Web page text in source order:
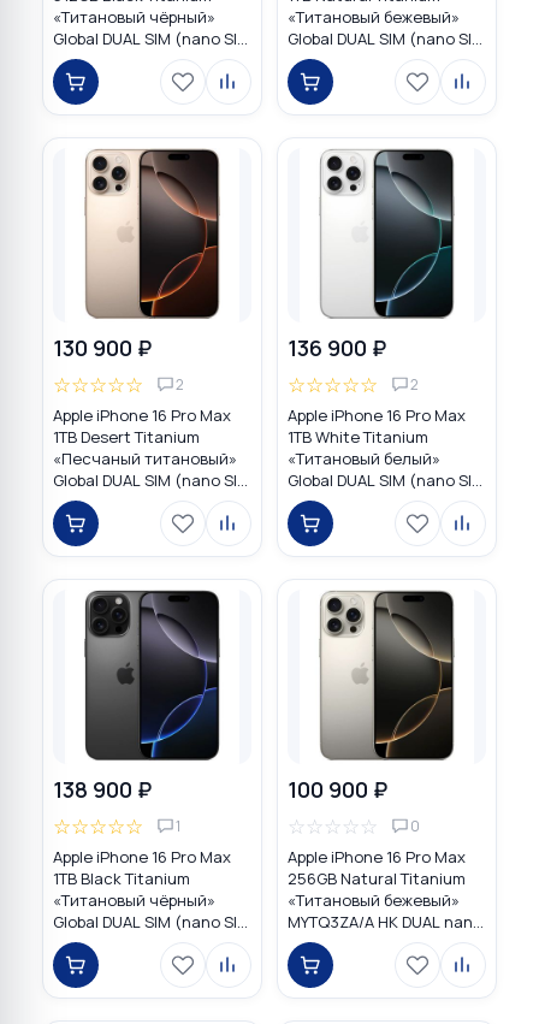
«Титановый чёрный»
Global DUAL SIM (nano SIM
+ eSIM)
«Tитановый бежевый»
Global DUAL SIM (nano SIM
+ eSIM)
130 900 ₽
☆☆☆☆☆ 2
Apple iPhone 16 Pro Max
1TB Desert Titanium
«Песчаный титановый»
Global DUAL SIM (nano SIM
+ eSIM)
136 900 ₽
☆☆☆☆☆ 2
Apple iPhone 16 Pro Max
1TB White Titanium
«Титановый белый»
Global DUAL SIM (nano SIM
+ eSIM)
138 900 ₽
☆☆☆☆☆ 1
Apple iPhone 16 Pro Max
1TB Black Titanium
«Титановый чёрный»
Global DUAL SIM (nano SIM
+ eSIM)
100 900 ₽
☆☆☆☆☆ 0
Apple iPhone 16 Pro Max
256GB Natural Titanium
«Tитановый бежевый»
MYTQ3ZA/A HK DUAL nano
SIM